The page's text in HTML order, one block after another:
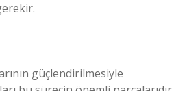
güçlendirilmesiyle